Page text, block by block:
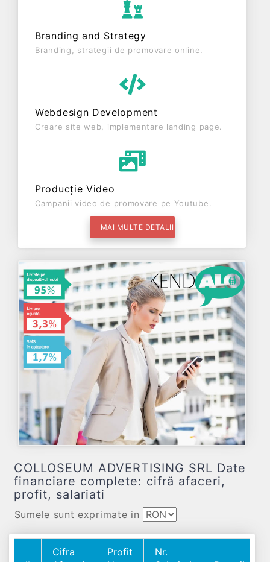
Branding and Strategy
Branding, strategii de promovare online.
Webdesign Development
Creare site web, implementare landing page.
Producție Video
Campanii video de promovare pe Youtube.
MAI MULTE DETALII
COLLOSEUM ADVERTISING SRL Date
financiare complete: cifră afaceri,
profit, salariati
Sumele sunt exprimate in
Cifra
Profit
Nr.